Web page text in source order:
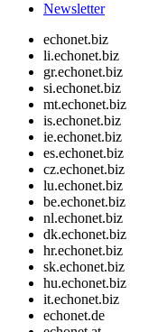
Newsletter
echonet.biz
li.echonet.biz
gr.echonet.biz
si.echonet.biz
mt.echonet.biz
is.echonet.biz
ie.echonet.biz
es.echonet.biz
cz.echonet.biz
lu.echonet.biz
be.echonet.biz
nl.echonet.biz
dk.echonet.biz
hr.echonet.biz
sk.echonet.biz
hu.echonet.biz
it.echonet.biz
echonet.de